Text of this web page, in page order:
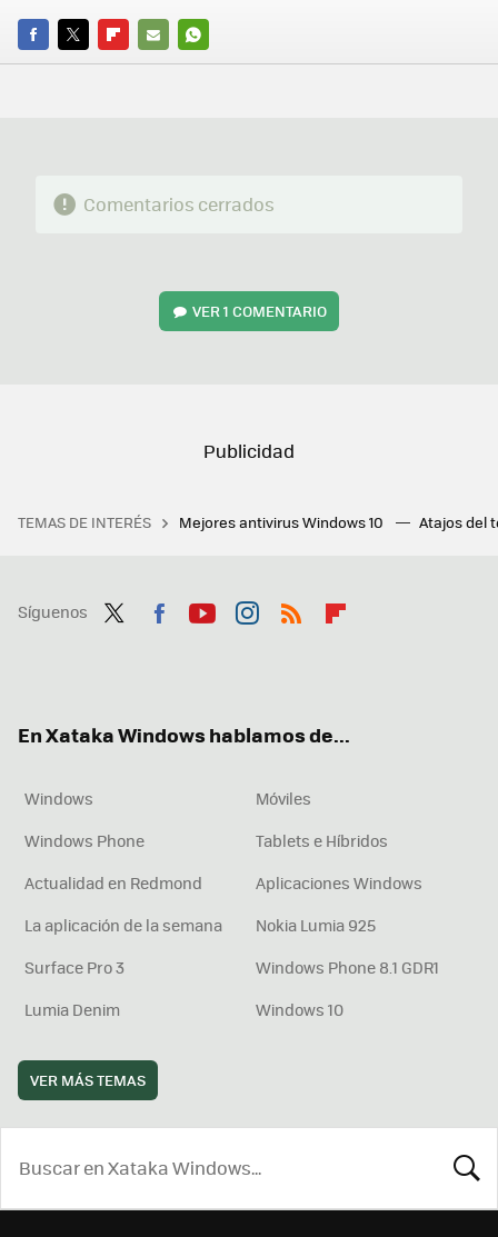
FACEBOOK
TWITTERFLIPBOARD
E-
WHATSAPP
Comentarios cerrados
VER1 COMENTARIO
TEMAS DE INTERÉS Mejores antivirus Windows 10 Atajos del
Síguenos
En Xataka Windows hablamos de...
Windows
Móviles
Windows Phone
Tablets e Híbridos
Actualidad en Redmond
Aplicaciones Windows
La aplicación de la semana
Nokia Lumia 925
Surface Pro 3
Windows Phone 8.1 GDR1
Lumia Denim
Windows 10
VER MÁS TEMAS